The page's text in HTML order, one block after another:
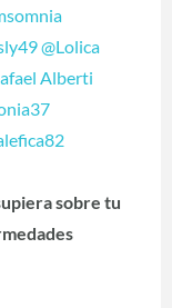
@Lolica
Alberti
sobre tu